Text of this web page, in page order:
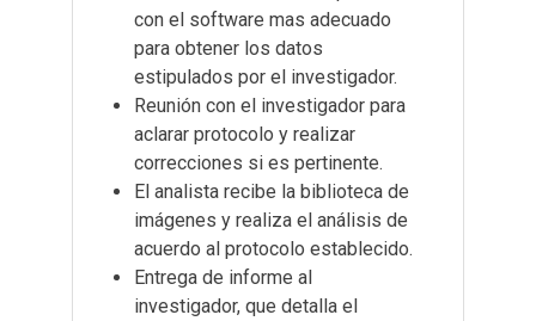
con el software mas adecuado
para obtener los datos
estipulados por el investigador.
Reunión con el investigador para
aclarar protocolo y realizar
correcciones si es pertinente.
El analista recibe la biblioteca de
imágenes y realiza el análisis de
acuerdo al protocolo establecido.
Entrega de informe al
investigador, que detalla el